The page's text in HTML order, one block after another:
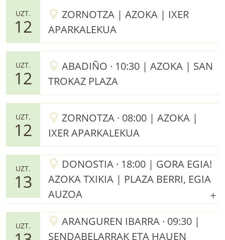
UZT.
12
ZORNOTZA | AZOKA | IXER
APARKALEKUA
UZT.
12
ABADIÑO · 10:30 | AZOKA | SAN
TROKAZ PLAZA
UZT.
12
ZORNOTZA · 08:00 | AZOKA |
IXER APARKALEKUA
UZT.
13
DONOSTIA · 18:00 | GORA EGIA!
AZOKA TXIKIA | PLAZA BERRI, EGIA
AUZOA
UZT.
ARANGUREN IBARRA · 09:30 |
SENDABELARRAK ETA HAUEN